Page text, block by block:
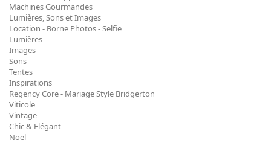
Machines Gourmandes
Lumières, Sons et Images
Location - Borne Photos - Selfie
Lumières
Images
Sons
Tentes
Inspirations
Regency Core - Mariage Style Bridgerton
Viticole
Vintage
Chic & Elégant
Noël